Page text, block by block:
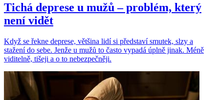
Tichá deprese u mužů – problém, který
není vidět
Když se řekne deprese, většina lidí si představí smutek, slzy a
stažení do sebe. Jenže u mužů to často vypadá úplně jinak. Méně
viditelně, tišeji a o to nebezpečněji.